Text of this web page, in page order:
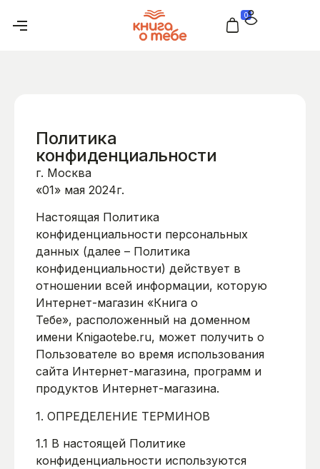
0
Политика
конфиденциальности
г. Москва
«01» мая 2024г.
Настоящая Политика
конфиденциальности персональных
данных (далее – Политика
конфиденциальности) действует в
отношении всей информации, которую
Интернет-магазин «Книга о
Тебе», расположенный на доменном
имени Knigaotebe.ru, может получить о
Пользователе во время использования
сайта Интернет-магазина, программ и
продуктов Интернет-магазина.
1. ОПРЕДЕЛЕНИЕ ТЕРМИНОВ
1.1 В настоящей Политике
конфиденциальности используются